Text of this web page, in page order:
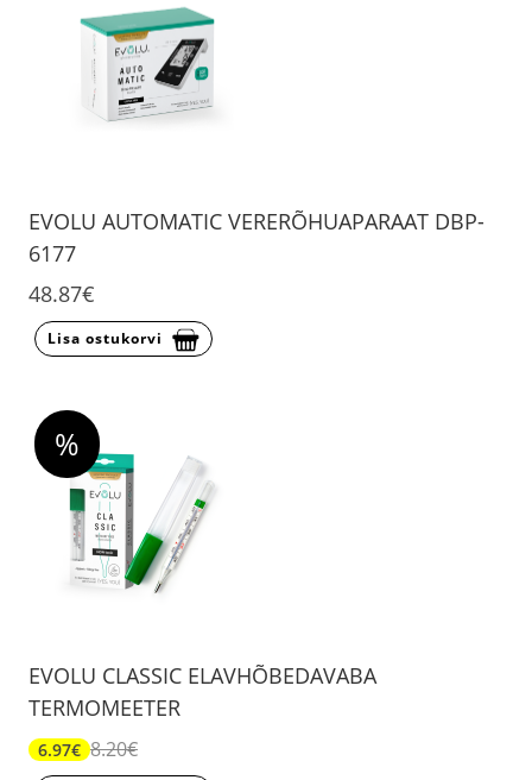
EVOLU AUTOMATIC VERERÕHUAPARAAT DBP-
6177
48.87€
Lisa ostukorvi
%
EVOLU CLASSIC ELAVHÕBEDAVABA
TERMOMEETER
6.97€ 8.20€